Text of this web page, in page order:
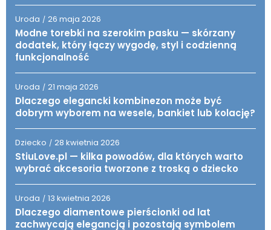
Uroda / 26 maja 2026
Modne torebki na szerokim pasku — skórzany
dodatek, który łączy wygodę, styl i codzienną
funkcjonalność
Uroda / 21 maja 2026
Dlaczego elegancki kombinezon może być
dobrym wyborem na wesele, bankiet lub kolację?
Dziecko / 28 kwietnia 2026
StiuLove.pl — kilka powodów, dla których warto
wybrać akcesoria tworzone z troską o dziecko
Uroda / 13 kwietnia 2026
Dlaczego diamentowe pierścionki od lat
zachwycają elegancją i pozostają symbolem